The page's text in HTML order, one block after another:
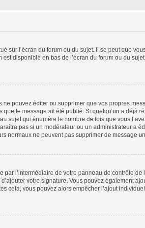
sur l’écran du forum ou du sujet. Il se peut que
disponible en bas de l’écran du forum ou du
pouvez éditer ou supprimer que vos propres
le message ait été publié. Si quelqu’un a déjà
sujet qui énumère le nombre de fois que vous
pas si un modérateur ou un administrateur a
normaux ne peuvent pas supprimer de message
l’intermédiaire de votre panneau de contrôle de
votre signature. Vous pouvez également
cela, vous pouvez alors empêcher l’ajout